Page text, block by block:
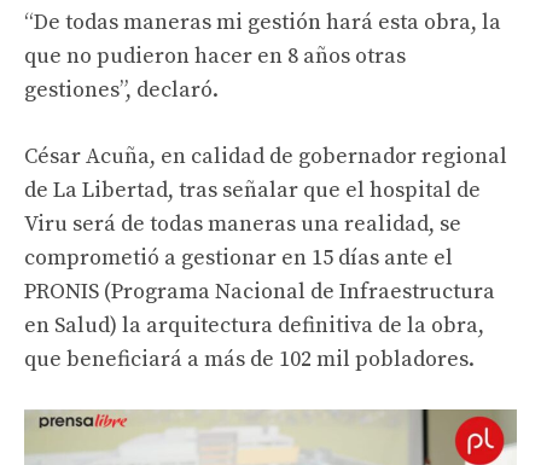
“De todas maneras mi gestión hará esta obra, la
que no pudieron hacer en 8 años otras
gestiones”, declaró.
César Acuña, en calidad de gobernador regional
de La Libertad, tras señalar que el hospital de
Viru será de todas maneras una realidad, se
comprometió a gestionar en 15 días ante el
PRONIS (Programa Nacional de Infraestructura
en Salud) la arquitectura definitiva de la obra,
que beneficiará a más de 102 mil pobladores.